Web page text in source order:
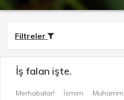
Filtreler
İş falan işte.
Merhabalar! İsmim